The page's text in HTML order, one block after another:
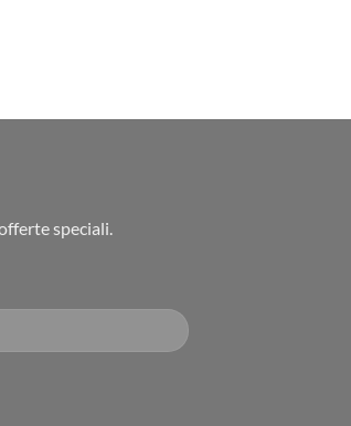
speciali.